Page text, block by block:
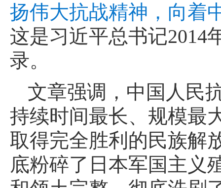
扬伟大抗战精神，向着
这是习近平总书记2014
录。
文章强调，中国人民
持续时间最长、规模最
取得完全胜利的民族解
底粉碎了日本军国主义